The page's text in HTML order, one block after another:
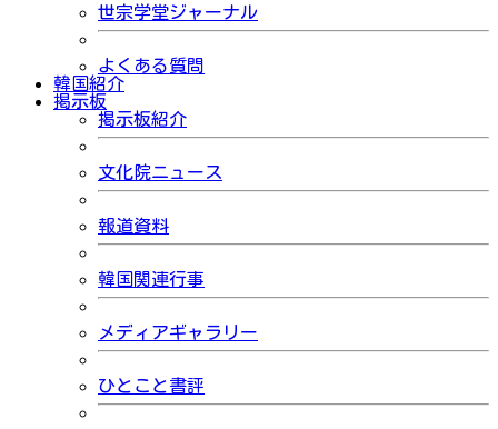
世宗学堂ジャーナル
よくある質問
韓国紹介
掲示板
掲示板紹介
文化院ニュース
報道資料
韓国関連行事
メディアギャラリー
ひとこと書評